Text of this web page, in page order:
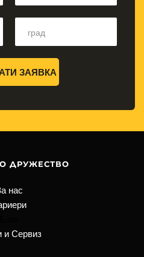
ЗАЯВКА
ДРУЖЕСТВО
нас
и Сервиз